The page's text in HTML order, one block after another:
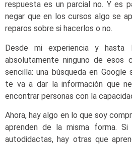
respuesta es un parcial no. Y es
negar que en los cursos algo se
reparos sobre si hacerlos o no.
Desde mi experiencia y
absolutamente ninguno de esos
sencilla: una búsqueda en
te va a dar la información que
encontrar personas con la
Ahora, hay algo en lo que soy
aprenden de la misma forma. Si
autodidactas, hay otras que